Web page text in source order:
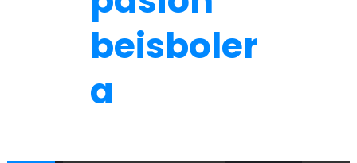
beisboler
a